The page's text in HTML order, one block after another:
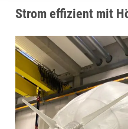
Strom effizient mit